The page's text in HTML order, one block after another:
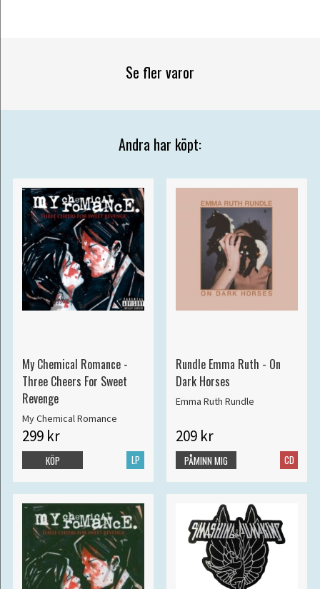
Se fler varor
Andra har köpt:
My Chemical Romance -
Three Cheers For Sweet
Revenge
My Chemical Romance
299 kr
LP
KÖP
Rundle Emma Ruth - On
Dark Horses
Emma Ruth Rundle
209 kr
CD
PÅMINN MIG